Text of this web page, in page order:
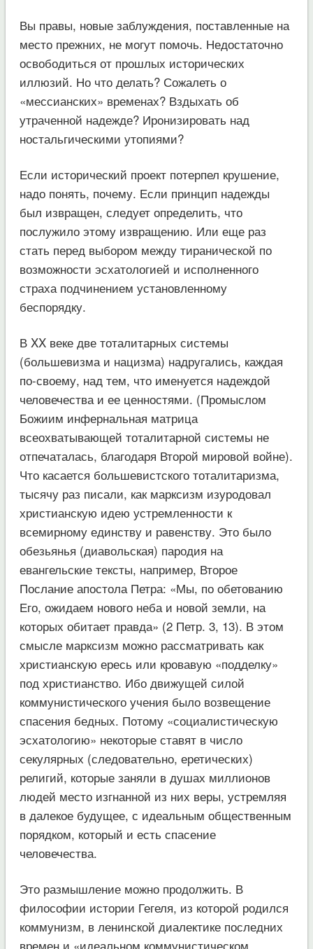
Вы правы, новые заблуждения, поставленные на
место прежних, не могут помочь. Недостаточно
освободиться от прошлых исторических
иллюзий. Но что делать? Сожалеть о
«мессианских» временах? Вздыхать об
утраченной надежде? Иронизировать над
ностальгическими утопиями?
Если исторический проект потерпел крушение,
надо понять, почему. Если принцип надежды
был извращен, следует определить, что
послужило этому извращению. Или еще раз
стать перед выбором между тиранической по
возможности эсхатологией и исполненного
страха подчинением установленному
беспорядку.
В XX веке две тоталитарных системы
(большевизма и нацизма) надругались, каждая
по-своему, над тем, что именуется надеждой
человечества и ее ценностями. (Промыслом
Божиим инфернальная матрица
всеохватывающей тоталитарной системы не
отпечаталась, благодаря Второй мировой войне).
Что касается большевистского тоталитаризма,
тысячу раз писали, как марксизм изуродовал
христианскую идею устремленности к
всемирному единству и равенству. Это было
обезьянья (диавольская) пародия на
евангельские тексты, например, Второе
Послание апостола Петра: «Мы, по обетованию
Его, ожидаем нового неба и новой земли, на
которых обитает правда» (2 Петр. 3, 13). В этом
смысле марксизм можно рассматривать как
христианскую ересь или кровавую «подделку»
под христианство. Ибо движущей силой
коммунистического учения было возвещение
спасения бедных. Потому «социалистическую
эсхатологию» некоторые ставят в число
секулярных (следовательно, еретических)
религий, которые заняли в душах миллионов
людей место изгнанной из них веры, устремляя
в далекое будущее, с идеальным общественным
порядком, который и есть спасение
человечества.
Это размышление можно продолжить. В
философии истории Гегеля, из которой родился
коммунизм, в ленинской диалектике последних
времен и «идеальном коммунистическом